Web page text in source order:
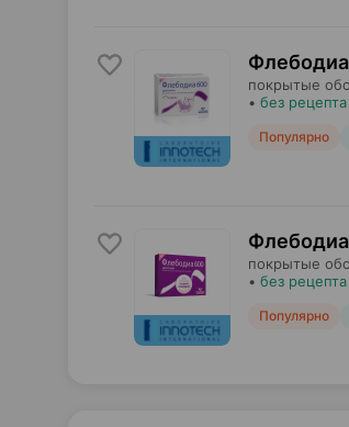
покрытые
• без рецепта
Популярно
покрытые
• без рецепта
Популярно